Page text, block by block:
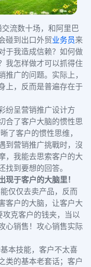
流数十场，和阿里巴
碰到出口外贸业务员来
于我造成信赖？如何做
我怎样做才可以抓得住
推广的问题。实际上，
上，反而是普遍存在于
纷呈营销推广设计方
合了客户大脑的惯性思
了客户的惯性思维，
到营销推广挑戰时，沒
，我能去思索客户的大
到要想的回答。
于客户的大脑里！
仅仅去卖产品，反而
客户的大脑，让客户大
攻克客户的钱夹，当以
心销售！攻心销售实际
本技能，客户不太喜
类的基本老套话；客户